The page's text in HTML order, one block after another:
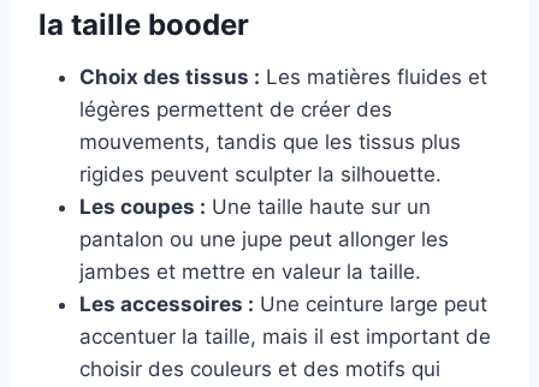
la taille booder
Choix des tissus : Les matières fluides et
légères permettent de créer des
mouvements, tandis que les tissus plus
rigides peuvent sculpter la silhouette.
Les coupes : Une taille haute sur un
pantalon ou une jupe peut allonger les
jambes et mettre en valeur la taille.
Les accessoires : Une ceinture large peut
accentuer la taille, mais il est important de
choisir des couleurs et des motifs qui